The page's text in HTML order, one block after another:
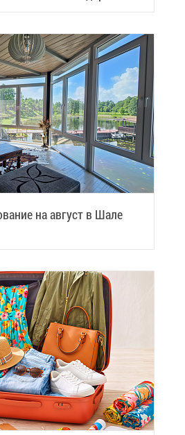
на ав­густ в Ша­ле